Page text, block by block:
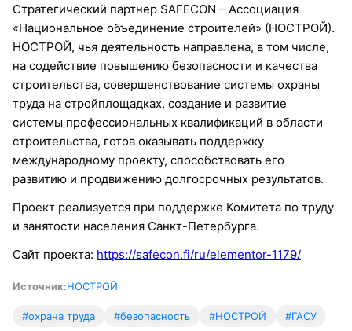
Стратегический партнер SAFECON – Ассоциация
«Национальное объединение строителей» (НОСТРОЙ).
НОСТРОЙ, чья деятельность направлена, в том числе,
на содействие повышению безопасности и качества
строительства, совершенствование системы охраны
труда на стройплощадках, создание и развитие
системы профессиональных квалификаций в области
строительства, готов оказывать поддержку
международному проекту, способствовать его
развитию и продвижению долгосрочных результатов.
Проект реализуется при поддержке Комитета по труду
и занятости населения Санкт-Петербурга.
Сайт проекта: https://safecon.fi/ru/elementor-1179/
Источник:НОСТРОЙ
#охрана труда #безопасность #НОСТРОЙ #ГАСУ